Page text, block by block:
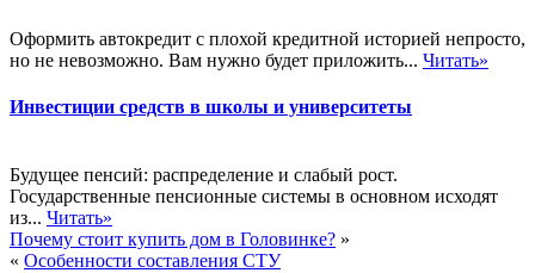
Оформить автокредит с плохой кредитной историей непросто,
но не невозможно. Вам нужно будет приложить... Читать»
Инвестиции средств в школы и университеты
Будущее пенсий: распределение и слабый рост.
Государственные пенсионные системы в основном исходят
из... Читать»
Почему стоит купить дом в Головинке? »
« Особенности составления СТУ